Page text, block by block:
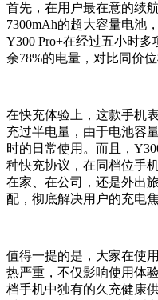
首先，在用户最在意的续
7300mAh的超大容量电池
Y300 Pro+在经过五小时
余78%的电量，对比同价
在快充体验上，这款手机
充过半电量，由于电池容
时的日常使用。而且，
种快充协议，在同档位手
在家、在公司，还是外出
配，彻底解决用户的充电焦
值得一提的是，大家在使
热严重，不仅影响使用体
档手机中独有的久充健康